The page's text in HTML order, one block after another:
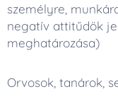
személyre,
negatív attitűdök
meghatározása)
Orvosok, tanárok,